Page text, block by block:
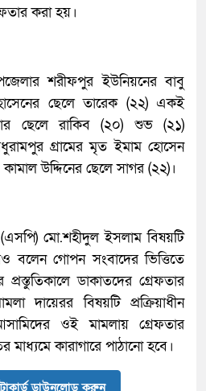
করা হয়।
শরীফপুর ইউনিয়নের বাবু
ছেলে তারেক (২২) একই
ছেলে রাকিব (২০) শুভ (২১)
গ্রামের মৃত ইমাম হোসেন
উদ্দিনের ছেলে সাগর (২২)।
মো.শহীদুল ইসলাম বিষয়টি
বলেন গোপন সংবাদের ভিত্তিতে
প্রস্তুতিকালে ডাকাতদের গ্রেফতার
দায়েরর বিষয়টি প্রক্রিয়াধীন
ওই মামলায় গ্রেফতার
মাধ্যমে কারাগারে পাঠানো হবে।
ডাউনলোড করুন